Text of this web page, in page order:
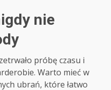
nie
próbę czasu i
Warto mieć w
ubrań, które łatwo